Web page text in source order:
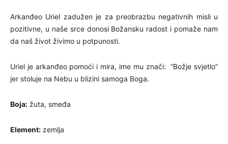
Arkanđeo Uriel zadužen je za preobrazbu negativnih misli u
pozitivne, u naše srce donosi Božansku radost i pomaže nam
da naš život živimo u potpunosti.
Uriel je arkanđeo pomoći i mira, ime mu znači: “Božje svjetlo”
jer stoluje na Nebu u blizini samoga Boga.
Boja: žuta, smeđa
Element: zemlja